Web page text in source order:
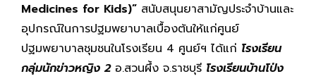
Medicines for Kids)” สนับสนุนยาสามัญประจำบ้านและ
อุปกรณ์ในการปฐมพยาบาลเบื้องต้นให้แก่ศูนย์
ปฐมพยาบาลชุมชนในโรงเรียน 4 ศูนย์ฯ ได้แก่ โรงเรียน
กลุ่มนักข่าวหญิง 2อ.สวนผึ้ง จ.ราชบุรี โรงเรียนบ้านโป่ง